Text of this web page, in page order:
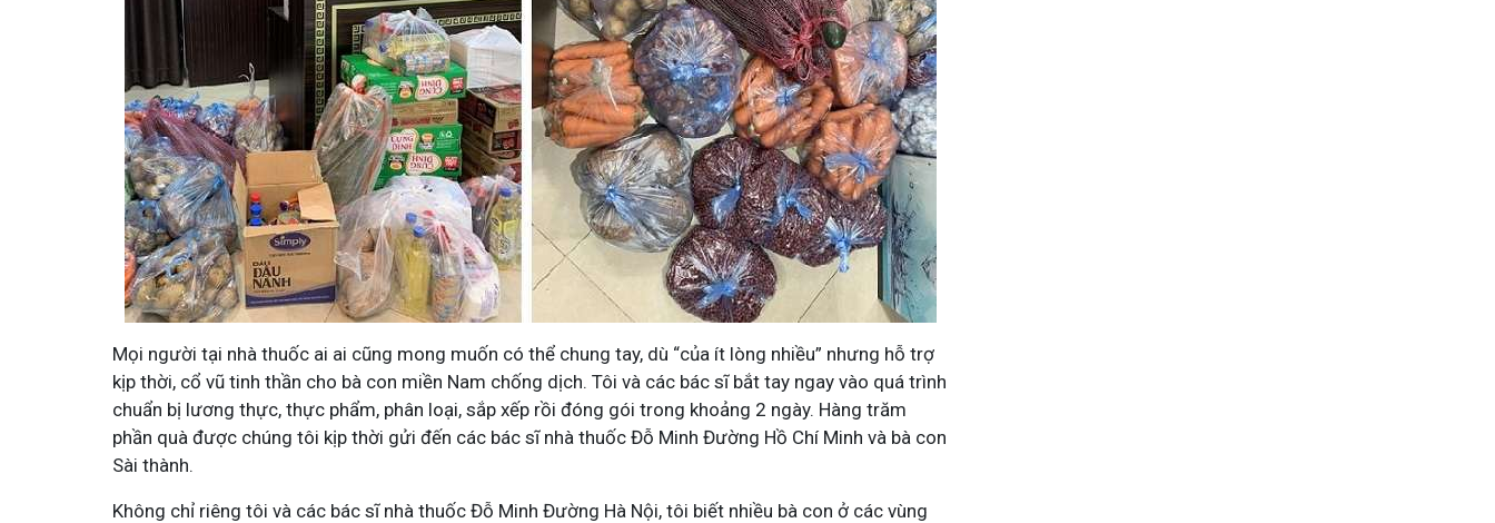
Mọi người tại nhà thuốc ai ai cũng mong muốn có thể chung tay, dù “của ít lòng nhiều” nhưng hỗ trợ
kịp thời, cổ vũ tinh thần cho bà con miền Nam chống dịch. Tôi và các bác sĩ bắt tay ngay vào quá trình
chuẩn bị lương thực, thực phẩm, phân loại, sắp xếp rồi đóng gói trong khoảng 2 ngày. Hàng trăm
phần quà được chúng tôi kịp thời gửi đến các bác sĩ nhà thuốc Đỗ Minh Đường Hồ Chí Minh và bà con
Sài thành.
Không chỉ riêng tôi và các bác sĩ nhà thuốc Đỗ Minh Đường Hà Nội, tôi biết nhiều bà con ở các vùng